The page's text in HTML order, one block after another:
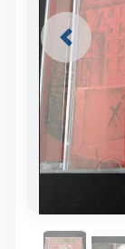
Previous